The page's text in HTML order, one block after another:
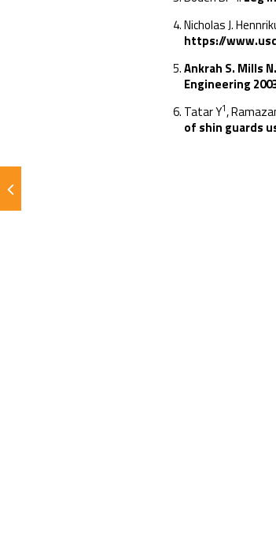
Nicholas J.
https://
Ankrah S. Mills
Engineering
Tatar Y1,
of shin guards